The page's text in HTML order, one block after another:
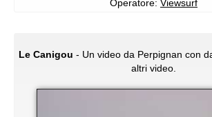
Operatore: Viewsurf
Le Canigou - Un video da Perpignan con
altri video.